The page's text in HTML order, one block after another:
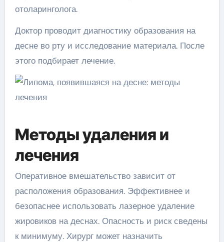
отоларинголога.
Доктор проводит диагностику образования на
десне во рту и исследование материала. После
этого подбирает лечение.
Методы удаления и
лечения
Оперативное вмешательство зависит от
расположения образования. Эффективнее и
безопаснее использовать лазерное удаление
жировиков на деснах. Опасность и риск сведены
к минимуму. Хирург может назначить